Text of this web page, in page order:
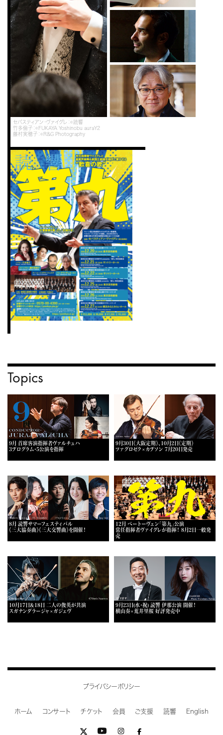
セバスティアン・ヴァイグレ：©読響
竹多倫子：©FUKAYA Yoshinobu auraY2
藤村実穂子：©R&G Photography
Topics
9月 首席客演指揮者ヴァルチュハ
3プログラム・5公演を指揮
9月30日《大阪定期》、10月2日《定期》
ツァグロゼク×カプソン 7月20日発売
8月 読響サマーフェスティバル
《三大協奏曲》《三大交響曲》を開催！
12月 ベートーヴェン「第九」公演
常任指揮者ヴァイグレが指揮！ 8月2日一般発
売
10月17日＆18日 二人の俊英が共演
スガナンダラージャ×ガジェヴ
9月23日(水・祝) 読響 伊那公演 開催！
横山奏×荒井里桜 好評発売中
プライバシーポリシー
ホーム コンサート チケット 会員 ご支援 読響 English